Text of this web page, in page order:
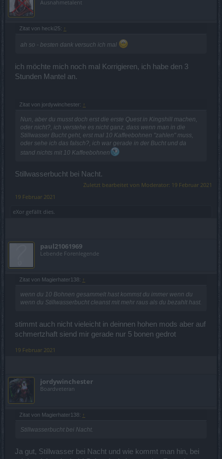
Ausnahmetalent
Zitat von hecki25: ↑
ah so - besten dank versuch ich mal
ich möchte mich noch mal Korrigieren, ich habe den 3
Stunden Mantel an.
Zitat von jordywinchester: ↑
Nun, aber du musst doch erst die erste Quest in Kingshill machen,
oder nicht?, ich verstehe es nicht ganz, dass wenn man in die
Stillwasser Bucht geht, erst mal 10 Kaffeebohnen "zahlen" muss,
oder sehe ich das falsch?, ich war gerade in der Bucht und da
stand nichts mit 10 Kaffeebohnen
Stillwasserbucht bei Nacht.
Zuletzt bearbeitet von Moderator: 19 Februar 2021
19 Februar 2021
eXor gefällt dies.
paul21061969
Lebende Forenlegende
Zitat von Magierhater138: ↑
wenn du 10 Bohnen gesammelt hast kommst du immer wenn du
wenn du Stillwasserbucht cleanst mit mehr raus als du bezahlt hast.
stimmt auch nicht vieleicht in deinnen hohen mods aber auf
schmertzhaft siend mir gerade nur 5 bonen gedrot
19 Februar 2021
jordywinchester
Boardveteran
Zitat von Magierhater138: ↑
Stillwasserbucht bei Nacht.
Ja gut, Stillwasser bei Nacht und wie kommt man hin, bei